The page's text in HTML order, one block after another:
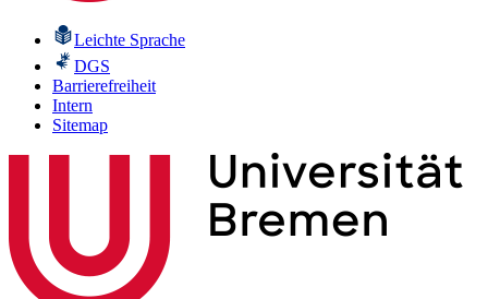
Leichte Sprache
DGS
Barrierefreiheit
Intern
Sitemap